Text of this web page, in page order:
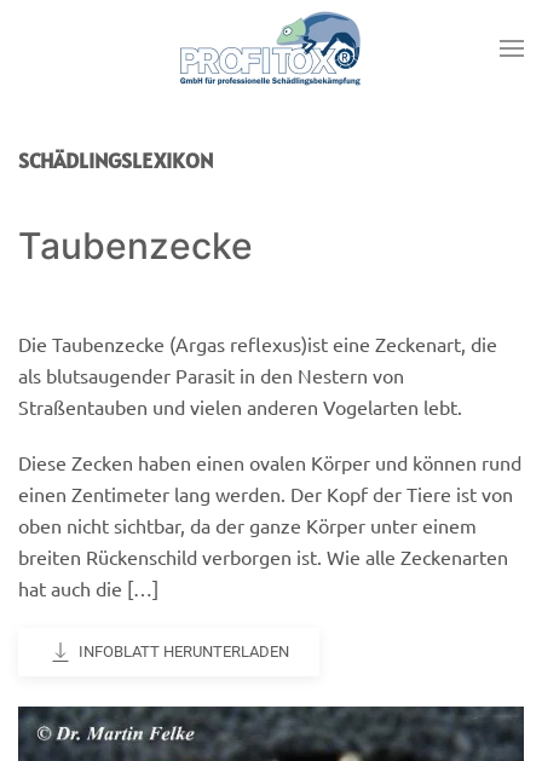
SCHÄDLINGSLEXIKON
Taubenzecke
Die Taubenzecke (Argas reflexus)ist eine Zeckenart, die
als blutsaugender Parasit in den Nestern von
Straßentauben und vielen anderen Vogelarten lebt.
Diese Zecken haben einen ovalen Körper und können rund
einen Zentimeter lang werden. Der Kopf der Tiere ist von
oben nicht sichtbar, da der ganze Körper unter einem
breiten Rückenschild verborgen ist. Wie alle Zeckenarten
hat auch die […]
INFOBLATT HERUNTERLADEN